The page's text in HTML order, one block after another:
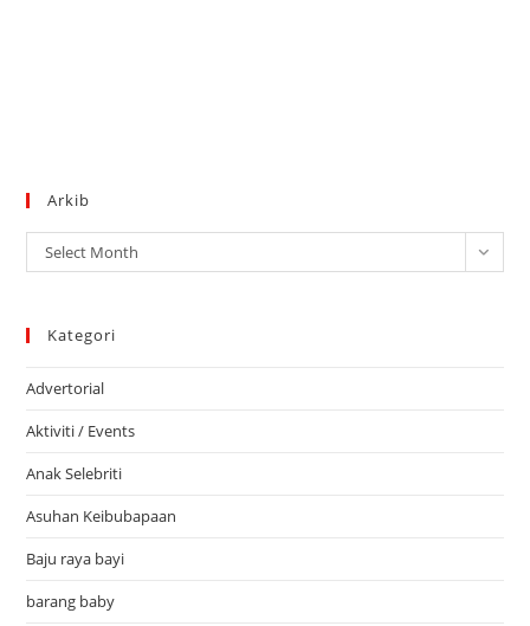
Arkib
Arkib
Select Month
Kategori
Advertorial
Aktiviti / Events
Anak Selebriti
Asuhan Keibubapaan
Baju raya bayi
barang baby